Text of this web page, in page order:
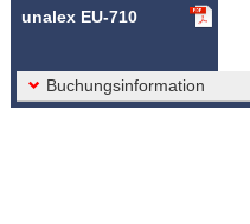
unalex EU-710
Buchungsinformation